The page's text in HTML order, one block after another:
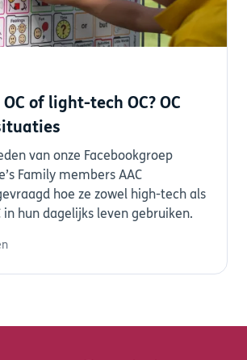
of light-tech OC? OC
van onze Facebookgroep
Family members AAC
hoe ze zowel high-tech als
in hun dagelijks leven gebruiken.